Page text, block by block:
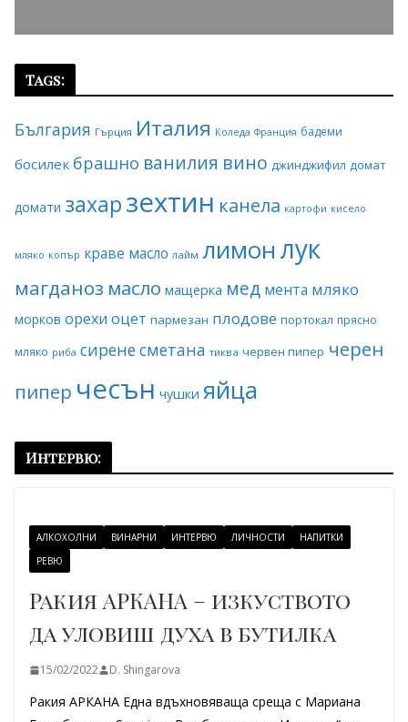
Tags:
България Гърция Италия Коледа Франция бадеми
босилек брашно ванилия вино джинджифил домат
домати захарзехтин канела картофи кисело
мляко копър краве масло лайм лимонлук
магданоз масло мащерка мед мента мляко
морков орехи оцет пармезан плодове портокал прясно
мляко риба сиренесметана тиква червен пипер черен
пипер чесън чушки яйца
Интервю:
АЛКОХОЛНИ ВИНАРНИ ИНТЕРВЮ ЛИЧНОСТИ
НАПИТКИ
РЕВЮ
Ракия АРКАНА – изкуството
да уловиш духа в бутилка
15/02/2022 D. Shingarova
Ракия АРКАНА Една вдъхновяваща среща с Мариана